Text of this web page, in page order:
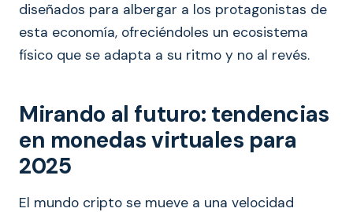
diseñados para albergar a los protagonistas de
esta economía, ofreciéndoles un ecosistema
físico que se adapta a su ritmo y no al revés.
Mirando al futuro: tendencias
en monedas virtuales para
2025
El mundo cripto se mueve a una velocidad